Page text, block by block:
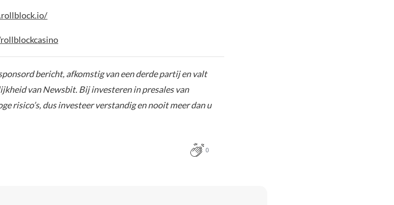
bericht, afkomstig van een derde partij en valt
van Newsbit. Bij investeren in presales van
risico’s, dus investeer verstandig en nooit meer dan u
0